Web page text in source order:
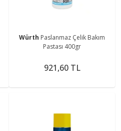
Würth Paslanmaz Çelik Bakım
Pastası 400gr
921,60 TL